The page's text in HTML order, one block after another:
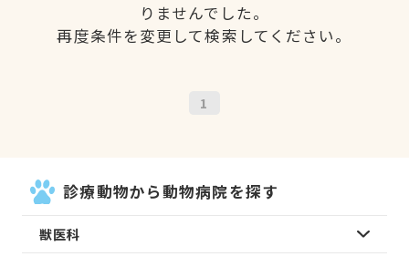
りませんでした。
再度条件を変更して検索してください。
1
診療動物から動物病院を探す
獣医科